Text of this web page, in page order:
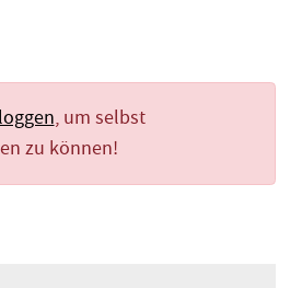
, um selbst
zu können!